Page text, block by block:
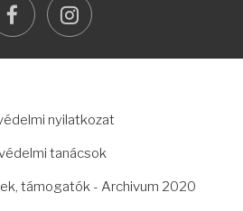
facebookinstagram
nyilatkozat
tanácsok
támogatók - Archivum 2020